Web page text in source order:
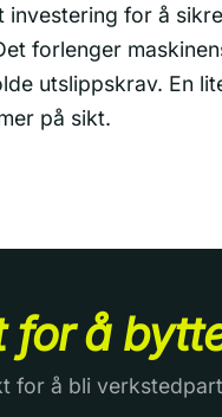
investering for å
forlenger
utslippskrav. En
på sikt.
for å
for å bli